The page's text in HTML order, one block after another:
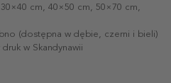
cm, 40×50 cm, 50×70 cm,
(dostępna w dębie, czerni i bieli)
w Skandynawii